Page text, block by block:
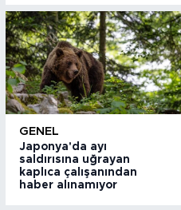
GENEL
Japonya'da ayı
saldırısına uğrayan
kaplıca çalışanından
haber alınamıyor